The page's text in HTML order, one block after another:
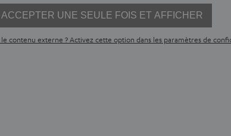
ACCEPTER UNE SEULE FOIS ET AFFICHER
contenu externe ? Activez cette option dans les paramètres de